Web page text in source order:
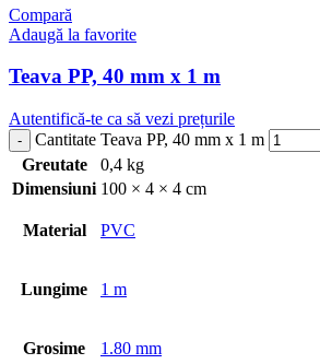
Compară
Adaugă la favorite
Teava PP, 40 mm x 1 m
Autentifică-te ca să vezi prețurile
Cantitate Teava PP, 40 mm x 1 m
Greutate
0,4 kg
Dimensiuni 100 × 4 × 4 cm
Material PVC
Lungime 1 m
Grosime 1.80 mm